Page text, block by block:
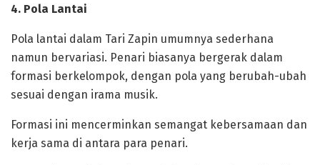
‎4. Pola Lantai
‎Pola lantai dalam Tari Zapin umumnya sederhana
namun bervariasi. Penari biasanya bergerak dalam
formasi berkelompok, dengan pola yang berubah-ubah
sesuai dengan irama musik.
Formasi ini mencerminkan semangat kebersamaan dan
kerja sama di antara para penari.